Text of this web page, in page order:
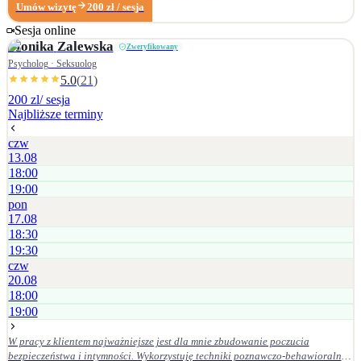
doświadczających m.in. obniżonego nastroju, lęku, stresu, poczucia
zagubienia, trudności w relacjach
Umów wizytę 200 zł / sesja
Sesja online
Monika Zalewska Zweryfikowany
Psycholog · Seksuolog
5.0(21)
200 zl/ sesja
Najbliższe terminy
czw
13.08
18:00
19:00
pon
17.08
18:30
19:30
czw
20.08
18:00
19:00
W pracy z klientem najważniejsze jest dla mnie zbudowanie poczucia
bezpieczeństwa i intymności. Wykorzystuję techniki poznawczo-behawioralne,